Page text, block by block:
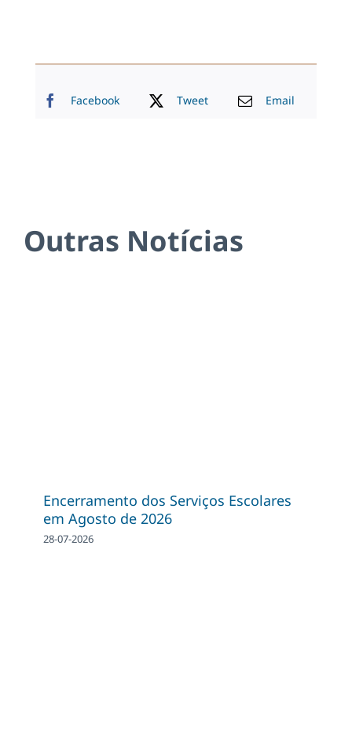
Facebook Tweet Email
Outras Notícias
Encerramento dos Serviços Escolares
em Agosto de 2026
28-07-2026